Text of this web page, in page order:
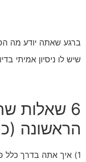
ברגע שאתה יודע מה
שיש לו ניסיון אמיתי
6 שאלות
הראשונה
1) איך אתה בדרך כלל